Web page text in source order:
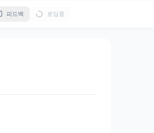
피드백 로딩중